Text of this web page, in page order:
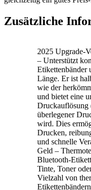
Zusätzliche
2025 Upgrade-
– Unterstützt
Etikettenbänder
Länge. Er ist
wie der
und bietet eine
überlegener
wird. Dies
Drucken,
und schnelle
Geld –
Bluetooth-
Tinte, Toner
Vielzahl von